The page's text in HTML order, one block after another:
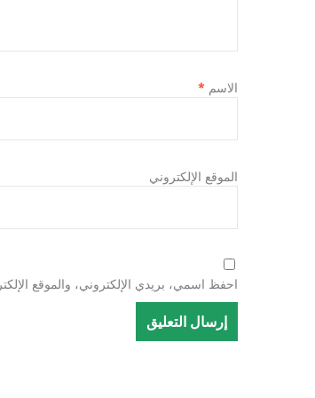
الاسم *
الموقع الإلكتروني
احفظ اسمي، بريدي الإلكتروني، والموقع